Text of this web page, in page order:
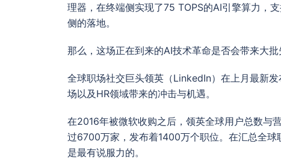
理器，在终端侧实现了75 TOPS的AI引擎算力，
侧的落地。
那么，这场正在到来的AI技术革命是否会带来大
全球职场社交巨头领英（LinkedIn）在上月最新
场以及HR领域带来的冲击与机遇。
在2016年被微软收购之后，领英全球用户总数与
过6700万家，发布着1400万个职位。在汇总全
是最有说服力的。